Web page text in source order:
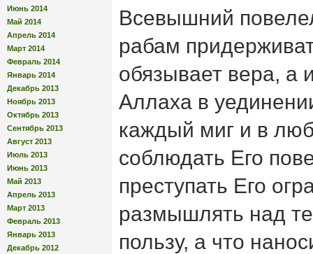
Июнь 2014
Май 2014
Апрель 2014
Март 2014
Февраль 2014
Январь 2014
Декабрь 2013
Ноябрь 2013
Октябрь 2013
Сентябрь 2013
Август 2013
Июль 2013
Июнь 2013
Май 2013
Апрель 2013
Март 2013
Февраль 2013
Январь 2013
Декабрь 2012
Всевышний
рабам
обязывает вера, а
Аллаха в
каждый миг и в
соблюдать Его
преступать Его
размышлять над
пользу, а что